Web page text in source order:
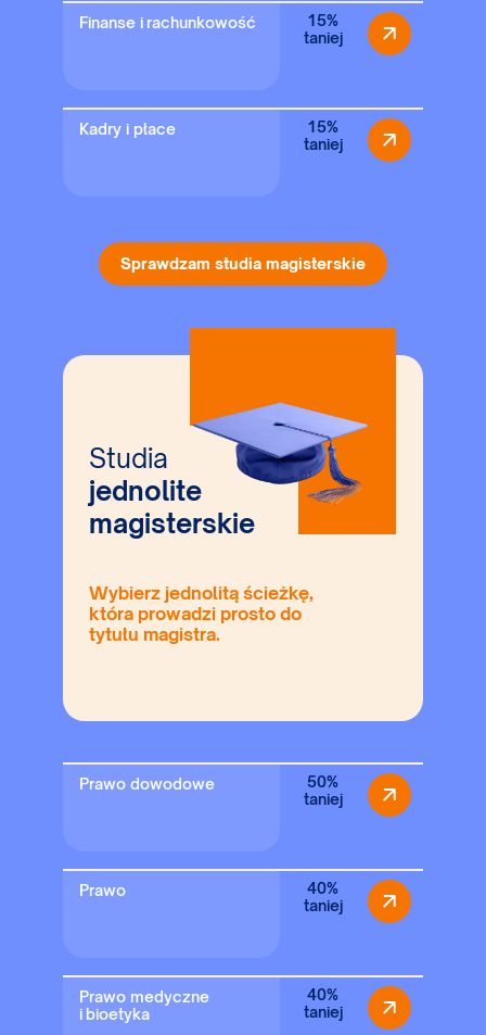
Finanse i rachunkowość
15%
taniej
Kadry i płace
15%
taniej
Sprawdzam studia magisterskie
Prawo dowodowe
50%
taniej
Prawo
40%
taniej
Prawo medyczne
i bioetyka
40%
taniej
Studia
jednolite
magisterskie
Wybierz jednolitą ścieżkę,
która prowadzi prosto do
tytułu magistra.